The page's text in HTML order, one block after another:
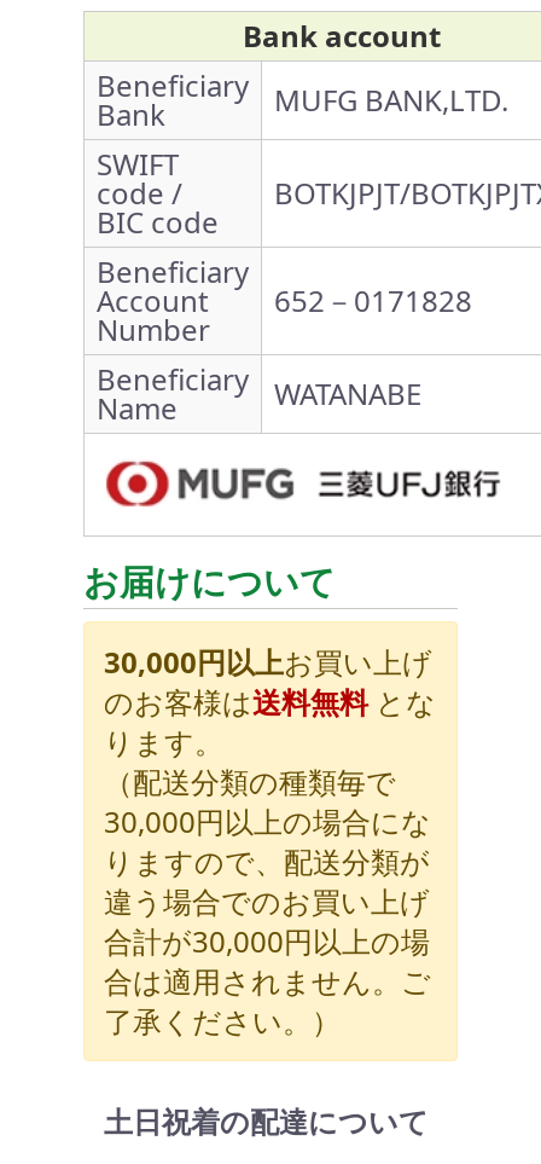
Bank account
Beneficiary
Bank
MUFG BANK,LTD.
SWIFT
code /
BIC code
BOTKJPJT/
Beneficiary
Account
Number
652－0171828
Beneficiary
Name WATANABE
お届けについて
30,000円以上お買い上げ
のお客様は送料無料とな
ります。
（配送分類の種類毎で
30,000円以上の場合にな
りますので、配送分類が
違う場合でのお買い上げ
合計が30,000円以上の場
合は適用されません。ご
了承ください。）
土日祝着の配達について